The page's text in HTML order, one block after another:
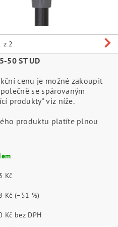
z 2
50 ST UD
cenu je možné zakoupit
se spárovaným
produkty" viz níže.
produktu platíte plnou
Kč
Kč (–51 %)
3 500 Kč bez DPH